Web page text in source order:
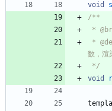
void
*/
void